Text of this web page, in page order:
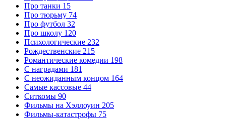
Про танки 15
Про тюрьму 74
Про футбол 32
Про школу 120
Психологические 232
Рождественские 215
Романтические комедии 198
С наградами 181
С неожиданным концом 164
Самые кассовые 44
Ситкомы 90
Фильмы на Хэллоуин 205
Фильмы-катастрофы 75